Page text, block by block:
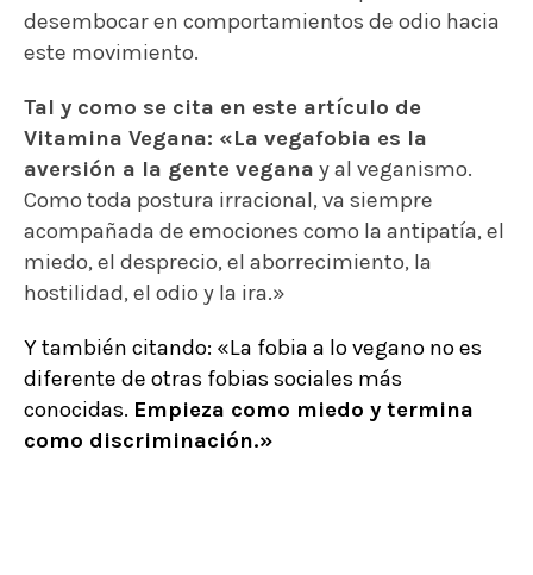
desembocar en comportamientos de odio hacia
este movimiento.
Tal y como se cita en este artículo de
Vitamina Vegana: «La vegafobia es la
aversión a la gente vegana y al veganismo.
Como toda postura irracional, va siempre
acompañada de emociones como la antipatía, el
miedo, el desprecio, el aborrecimiento, la
hostilidad, el odio y la ira.»
Y también citando: «La fobia a lo vegano no es
diferente de otras fobias sociales más
conocidas. Empieza como miedo y termina
como discriminación.»